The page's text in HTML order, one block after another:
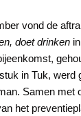
vond de
doet drinkenin
in Tuk, werd
Samen met
het